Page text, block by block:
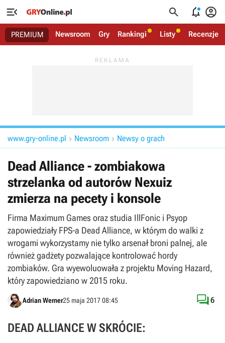
   
PREMIUM Newsroom Gry Rankingi Listy Recenzje
www.gry-online.pl  Newsroom  Newsy o grach
Dead Alliance - zombiakowa
strzelanka od autorów Nexuiz
zmierza na pecety i konsole
Firma Maximum Games oraz studia IllFonic i Psyop
zapowiedziały FPS-a Dead Alliance, w którym do walki z
wrogami wykorzystamy nie tylko arsenał broni palnej, ale
również gadżety pozwalające kontrolować hordy
zombiaków. Gra wyewoluowała z projektu Moving Hazard,
który zapowiedziano w 2015 roku.
Adrian Werner25 maja 2017 08:45 6
DEAD ALLIANCE W SKRÓCIE: